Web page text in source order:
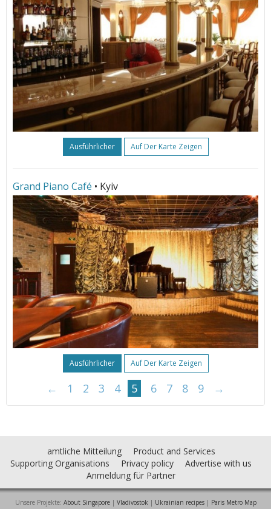
Ausführlicher Auf Der Karte Zeigen
Grand Piano Café • Kyiv
Ausführlicher Auf Der Karte Zeigen
← 1 2 3 4 5 6 7 8 9 →
amtliche Mitteilung
Product and Services
Supporting Organisations
Privacy policy
Advertise with us
Anmeldung für Partner
Unsere Projekte: About Singapore| Vladivostok | Ukrainian recipes| Paris Metro Map